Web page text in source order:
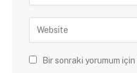
Bir sonraki yorumum